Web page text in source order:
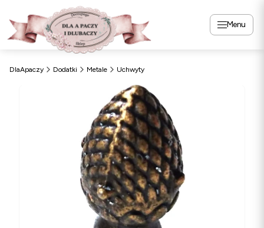
Menu
DlaApaczy Dodatki Metale Uchwyty